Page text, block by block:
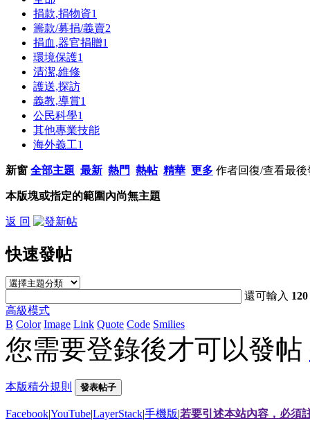
捐款,捐物資1
籌款/募捐/義賣2
捐血,器官捐贈1
環境保護1
清潔,維修
護送,探訪
義教,導賞1
公民科學1
其他專業技能
海外義工1
新窗 全部主題 最新 熱門 熱帖 精華 更多 作者回復/查看最後
本版塊或指定的範圍內尚無主題
返 回
快速發帖
還可輸入 120
高級模式
B Color Image Link Quote Code Smilies
您需要登錄後才可以發帖
本版積分規則 發表帖子
Facebook|YouTube|LayerStack|手機版|若要引述本站內容，必須